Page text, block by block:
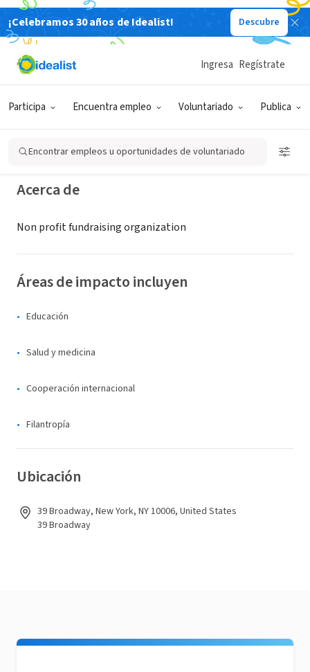
¡Celebramos 30 años de Idealist! Descubre
Participa Encuentra empleo Voluntariado Publica
Ingresa Regístrate
Encontrar empleos u oportunidades de voluntariado
ORGANIZACIÓN SIN FIN DE LUCRO
American Friends of Tel Aviv
University
New York, NY www.aftau.org
Acerca de
Non profit fundraising organization
Áreas de impacto incluyen
Educación
Salud y medicina
Cooperación internacional
Filantropía
Ubicación
39 Broadway, New York, NY 10006, United States
39 Broadway